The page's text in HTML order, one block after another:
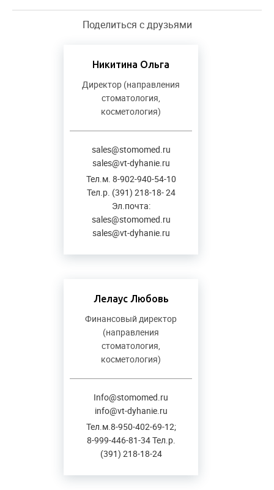
Поделиться с друзьями
Никитина Ольга
Директор (направления
стоматология,
косметология)
sales@stomomed.ru
sales@vt-dyhanie.ru
Тел.м. 8-902-940-54-10
Тел.р. (391) 218-18- 24
Эл.почта:
sales@stomomed.ru
sales@vt-dyhanie.ru
Лелаус Любовь
Финансовый директор
(направления
стоматология,
косметология)
Info@stomomed.ru
info@vt-dyhanie.ru
Тел.м.8-950-402-69-12;
8-999-446-81-34 Тел.р.
(391) 218-18-24